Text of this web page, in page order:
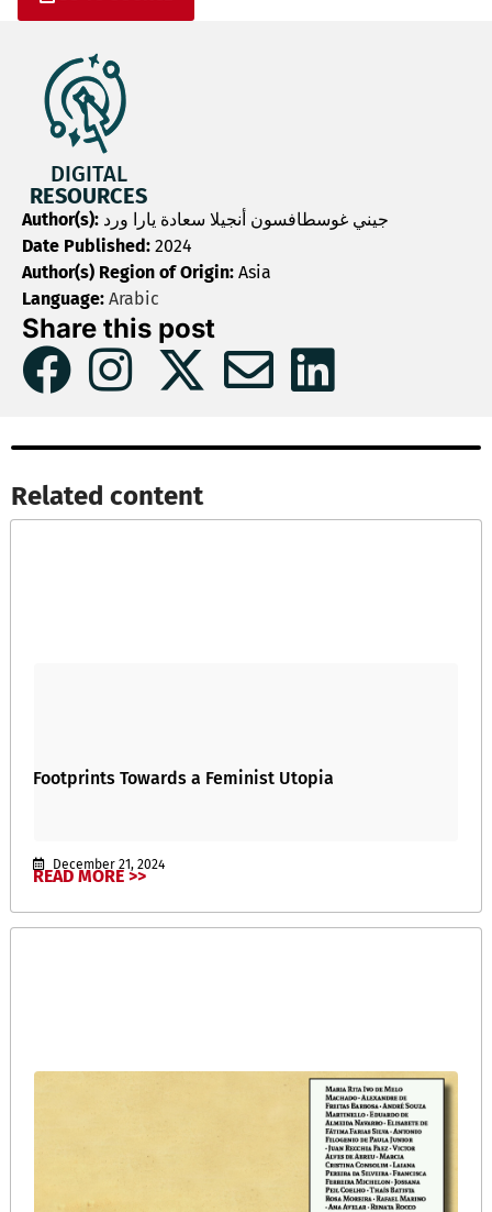
DIGITAL
RESOURCES
Author(s): جيني غوسطافسون أنجيلا سعادة يارا ورد
Date Published: 2024
Author(s) Region of Origin: Asia
Language: Arabic
Share this post
Related content​
Footprints Towards a Feminist Utopia
December 21, 2024
READ MORE >>